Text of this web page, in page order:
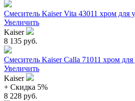
Смеситель Kaiser Vita 43011 хром для
Увеличить
Kaiser
8 135 руб.
Смеситель Kaiser Calla 71011 хром
Увеличить
Kaiser
+ Cкидка 5%
8 228 руб.